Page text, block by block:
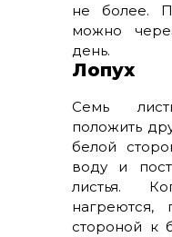
не более.
можно
день.
Лопух
Семь
положить
белой
воду и
листья.
нагреются,
стороной к